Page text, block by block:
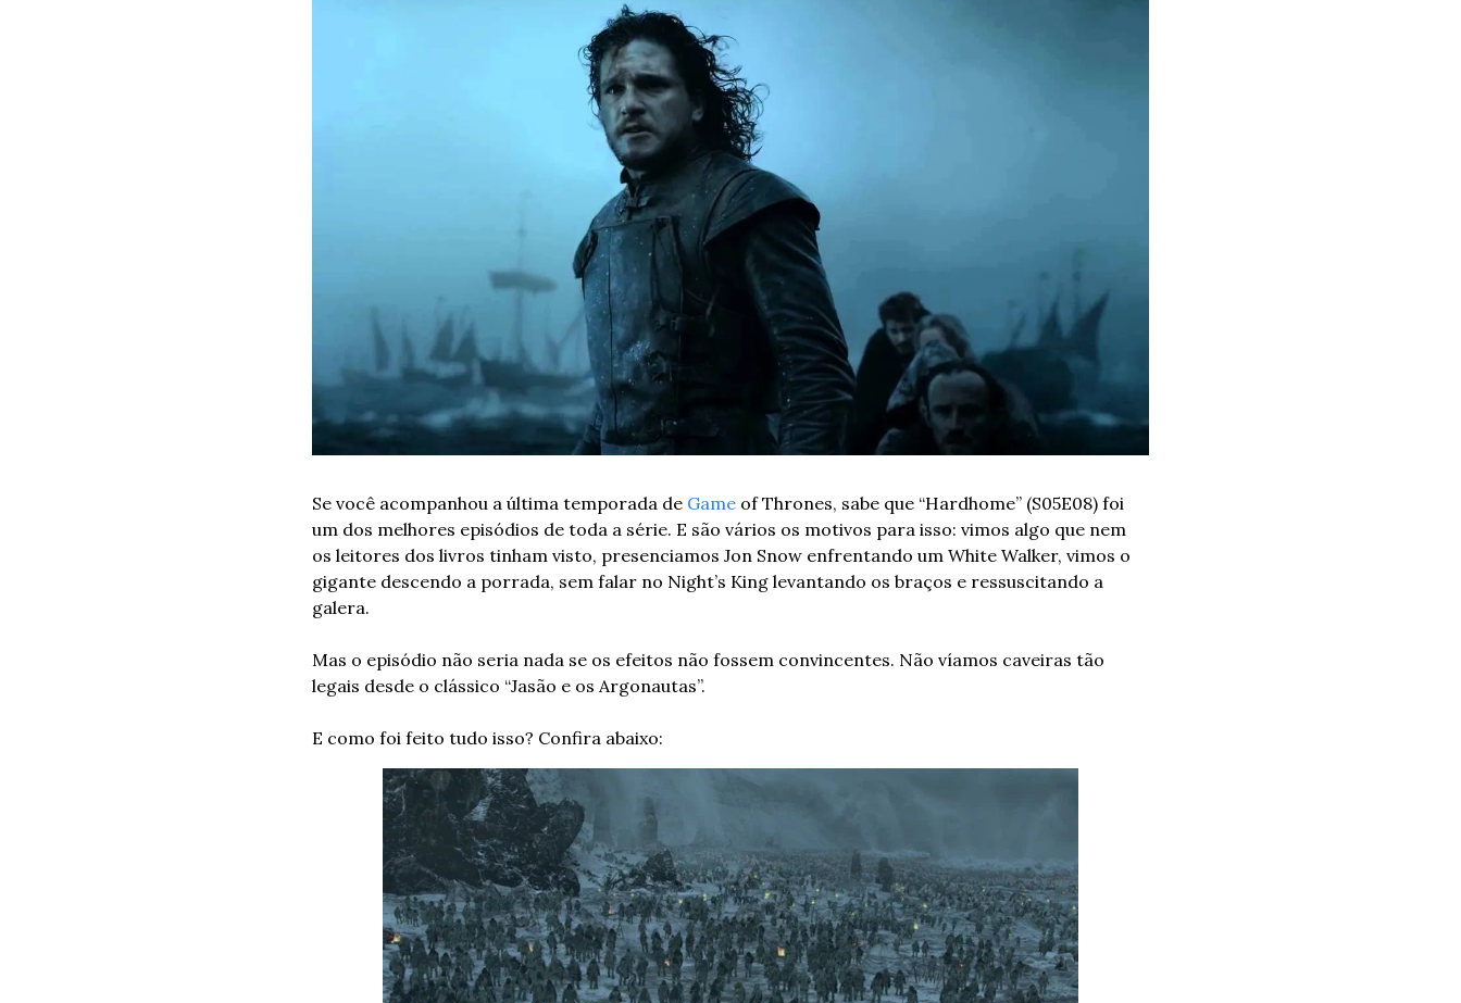
Se você acompanhou a última temporada de Game of Thrones, sabe que “Hardhome” (S05E08) foi
um dos melhores episódios de toda a série. E são vários os motivos para isso: vimos algo que nem
os leitores dos livros tinham visto, presenciamos Jon Snow enfrentando um White Walker, vimos o
gigante descendo a porrada, sem falar no Night’s King levantando os braços e ressuscitando a
galera.
Mas o episódio não seria nada se os efeitos não fossem convincentes. Não víamos caveiras tão
legais desde o clássico “Jasão e os Argonautas”.
E como foi feito tudo isso? Confira abaixo: